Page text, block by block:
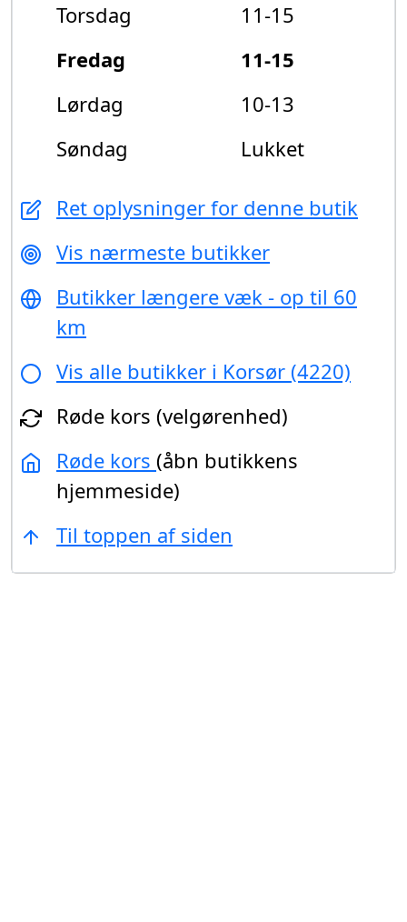
Torsdag
11-15
Fredag
11-15
Lørdag
10-13
Søndag
Lukket
Ret oplysninger for denne butik
Vis nærmeste butikker
Butikker længere væk - op til 60
km
Vis alle butikker i Korsør (4220)
Røde kors (velgørenhed)
Røde kors (åbn butikkens
hjemmeside)
Til toppen af siden